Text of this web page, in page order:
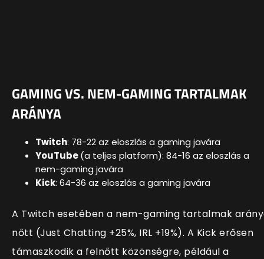
GAMING VS. NEM-GAMING TARTALMAK
ARÁNYA
Twitch: 78-22 az eloszlás a gaming javára
YouTube(a teljes platform): 84-16 az eloszlás a
nem-gaming javára
Kick: 64-36 az eloszlás a gaming javára
A Twitch esetében a nem-gaming tartalmak
nőtt (Just Chatting +25%, IRL +19%). A Kick erősen
támaszkodik a felnőtt közönségre, például a